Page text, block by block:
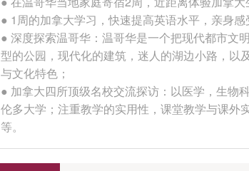
● 1周的加拿大学习，快速提高英语水平，亲身
● 深度探索温哥华：温哥华是一个把现代都市文
型的公园，现代化的建筑，迷人的湖边小路，以
与文化特色；
● 加拿大四所顶级名校交流探访：以医学，生物
伦多大学；注重教学的实用性，课堂教学与课外
等。